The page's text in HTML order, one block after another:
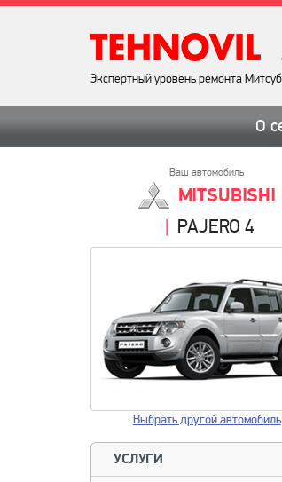
Экспертный уровень ремонта
О
Ваш автомобиль
MITSUBISHI
PAJERO 4
Выбрать другой автомобиль
УСЛУГИ